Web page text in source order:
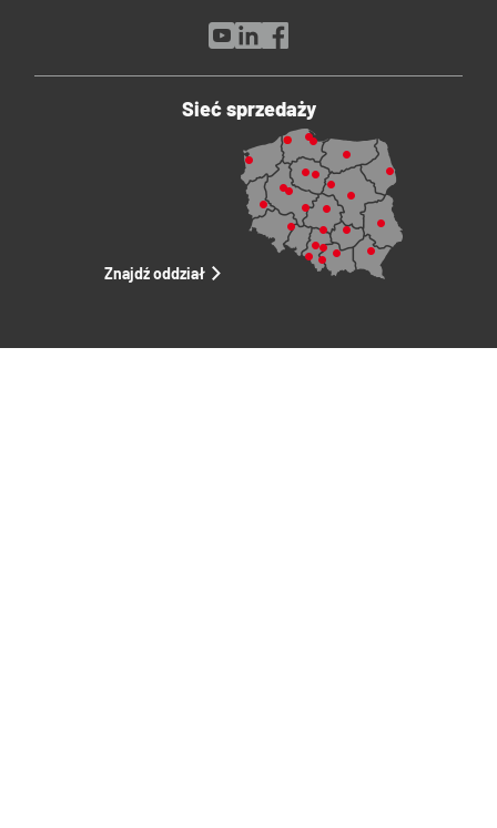
Sieć sprzedaży
Znajdź oddział